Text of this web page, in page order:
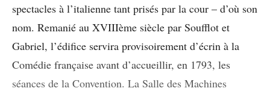
spectacles à l’italienne tant prisés par la cour – d’où son
nom. Remanié au XVIIIème siècle par Soufflot et
Gabriel, l’édifice servira provisoirement d’écrin à la
Comédie française avant d’accueillir, en 1793, les
séances de la Convention. La Salle des Machines